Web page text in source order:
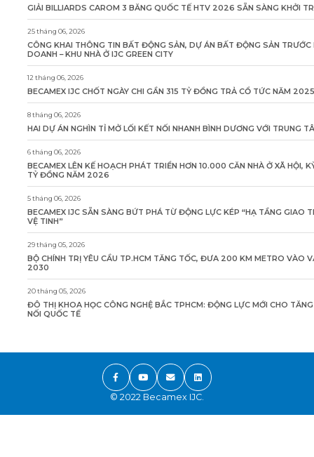
GIẢI BILLIARDS CAROM 3 BĂNG QUỐC TẾ HTV 2026 SẴN SÀNG KHỞI
25 tháng 06, 2026
CÔNG KHAI THÔNG TIN BẤT ĐỘNG SẢN, DỰ ÁN BẤT ĐỘNG SẢN
DOANH – KHU NHÀ Ở IJC GREEN CITY
12 tháng 06, 2026
BECAMEX IJC CHỐT NGÀY CHI GẦN 315 TỶ ĐỒNG TRẢ CỔ TỨC NĂM 2025
8 tháng 06, 2026
HAI DỰ ÁN NGHÌN TỈ MỞ LỐI KẾT NỐI NHANH BÌNH DƯƠNG VỚI TRUNG
6 tháng 06, 2026
BECAMEX LÊN KẾ HOẠCH PHÁT TRIỂN HƠN 10.000 CĂN NHÀ Ở XÃ HỘI,
TỶ ĐỒNG NĂM 2026
5 tháng 06, 2026
BECAMEX IJC SẴN SÀNG BỨT PHÁ TỪ ĐỘNG LỰC KÉP “HẠ TẦNG GIAO
VỆ TINH”
29 tháng 05, 2026
BỘ CHÍNH TRỊ YÊU CẦU TP.HCM TĂNG TỐC, ĐƯA 200 KM METRO VÀO
2030
20 tháng 05, 2026
ĐÔ THỊ KHOA HỌC CÔNG NGHỆ BẮC TPHCM: ĐỘNG LỰC MỚI CHO
NỐI QUỐC TẾ
© 2022 Becamex IJC.